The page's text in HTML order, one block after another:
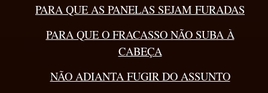
PARA QUE AS PANELAS SEJAM FURADAS
PARA QUE O FRACASSO NÃO SUBA À
CABEÇA
NÃO ADIANTA FUGIR DO ASSUNTO